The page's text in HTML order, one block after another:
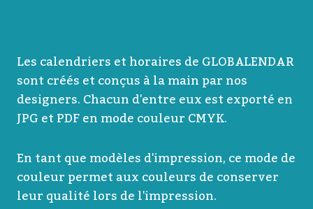
Les calendriers et horaires de GLOBALENDAR
sont créés et conçus à la main par nos
designers. Chacun d'entre eux est exporté en
JPG et PDF en mode couleur CMYK.
En tant que modèles d'impression, ce mode de
couleur permet aux couleurs de conserver
leur qualité lors de l'impression.